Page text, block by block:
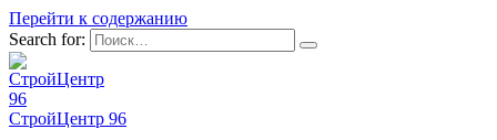
Перейти к содержанию
Search for:
СтройЦентр 96